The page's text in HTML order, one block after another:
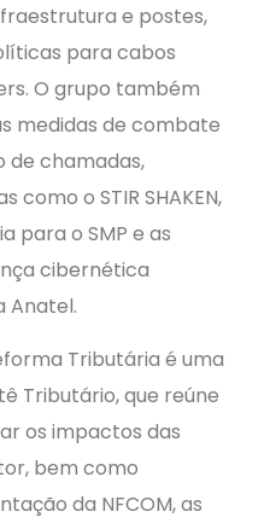
e postes,
para cabos
O grupo também
medidas de combate
de chamadas,
o STIR SHAKEN,
para o SMP e as
cibernética
Anatel.
Tributária é uma
Tributário, que reúne
os impactos das
bem como
da NFCOM, as